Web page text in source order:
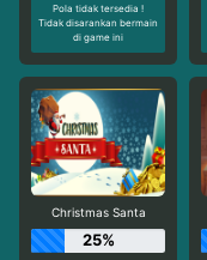
Pola tidak tersedia !
Tidak disarankan bermain
di game ini
Christmas Santa
25%